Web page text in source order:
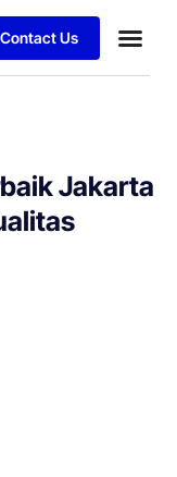
Contact Us
Jakarta